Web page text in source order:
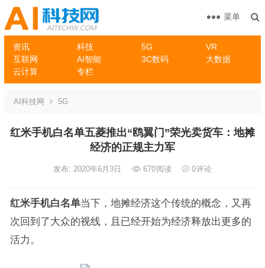
资讯 科技 5G
VR
互联网
AI智能 3C数码
大数据
云计算
专栏
菜单
AI科技网 5G
红米手机白名单五菱推出“鸥翼门”荣光卖货车：地摊
经济的正规主力军
发布: 2020年6月3日 670阅读 0评论
红米手机白名单当下，地摊经济这个传统的概念，又再
次回到了大众的视线，且已经开始为经济释放出更多的
活力。